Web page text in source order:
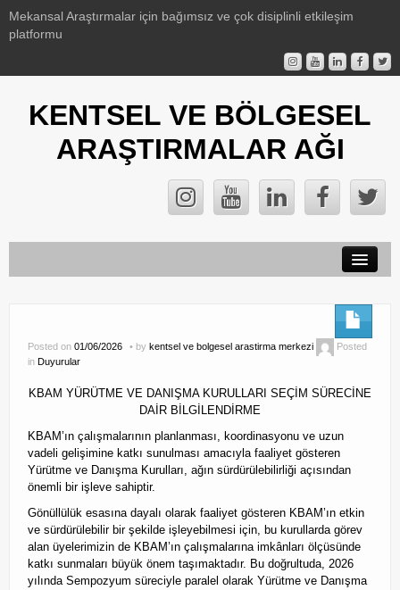
Mekansal Araştırmalar için bağımsız ve çok disiplinli etkileşim
platformu
KENTSEL VE BÖLGESEL
ARAŞTIRMALAR AĞI
Etkinlikler
KBAM Yayınları
KBAM Üyelik
KBAM Yönerge
İletişim
English
Posted on 01/06/2026 by kentsel ve bolgesel arastirma merkezi
Posted
in Duyurular
KBAM YÜRÜTME VE DANIŞMA KURULLARI SEÇİM SÜRECİNE
DAİR BİLGİLENDİRME
KBAM’ın çalışmalarının planlanması, koordinasyonu ve uzun
vadeli gelişimine katkı sunulması amacıyla faaliyet gösteren
Yürütme ve Danışma Kurulları, ağın sürdürülebilirliği açısından
önemli bir işleve sahiptir.
Gönüllülük esasına dayalı olarak faaliyet gösteren KBAM’ın etkin
ve sürdürülebilir bir şekilde işleyebilmesi için, bu kurullarda görev
alan üyelerimizin de KBAM’ın çalışmalarına imkânları ölçüsünde
katkı sunmaları büyük önem taşımaktadır. Bu doğrultuda, 2026
yılında Sempozyum süreciyle paralel olarak Yürütme ve Danışma